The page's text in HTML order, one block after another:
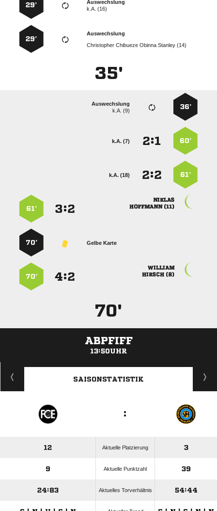
Auswechslung
k.A. (16)
29’
Auswechslung
    
29’
35'
36’
Auswechslung
k.A. (9)
60’
:
k.A. (7)
61’
:
k.A. (18)

 
:
61’
Gelbe Karte
70’

 
:
70’
70'
ABPFIFF
13:50UHR
ANZEIGE
SAISONSTATISTIK
:
12 Aktuelle Platzierung 3
9 Aktuelle Punktzahl 39
24:83 Aktuelles Torverhältnis 54:44